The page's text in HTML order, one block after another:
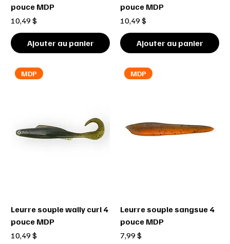
pouce MDP
Prix
10,49 $
Ajouter au panier
pouce MDP
Prix
10,49 $
Ajouter au panier
MDP
Leurre souple wally curl 4
pouce MDP
Prix
10,49 $
MDP
Leurre souple sangsue 4
pouce MDP
Prix
7,99 $